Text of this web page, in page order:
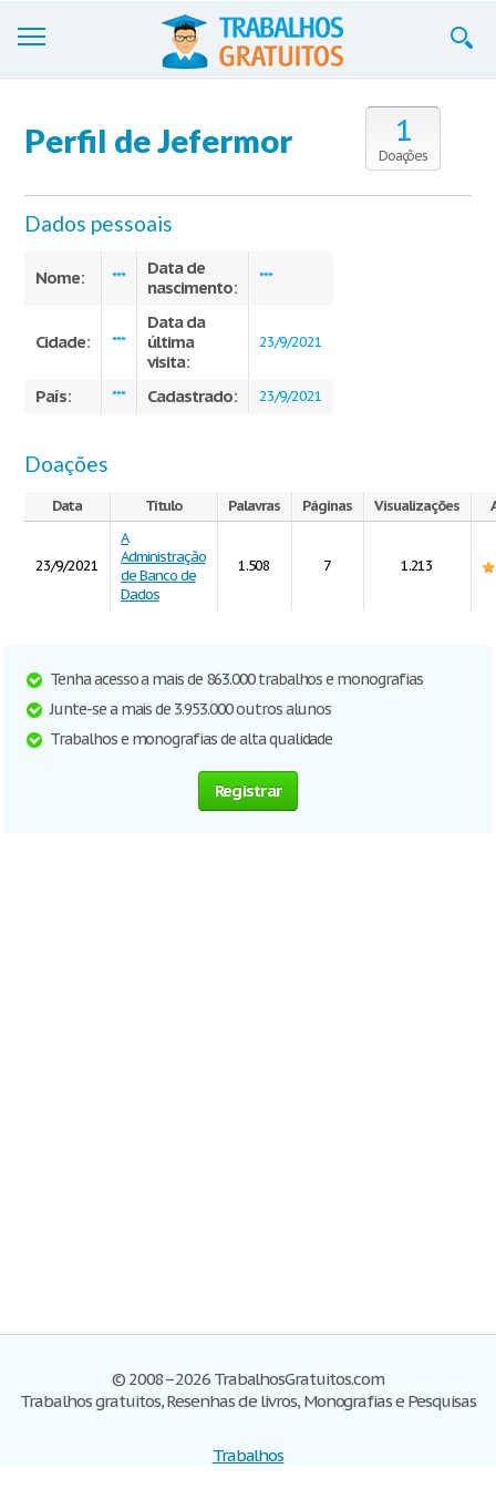
Cadastre-se
Entre
1
Doações
Perfil de Jefermor
Dados pessoais
Nome: ***
Data de
nascimento:
***
Cidade: ***
Data da
última
visita:
23/9/2021
País: *** Cadastrado: 23/9/2021
Doações
Data Título Palavras Páginas Visualizações
23/9/2021
A
Administração
de Banco de
Dados
1.508 7 1.213
Tenha acesso a mais de 863.000 trabalhos e monografias
Junte-se a mais de 3.953.000 outros alunos
Trabalhos e monografias de alta qualidade
Registrar
© 2008–2026 TrabalhosGratuitos.com
Trabalhos gratuitos, Resenhas de livros, Monografias e Pesquisas
Trabalhos